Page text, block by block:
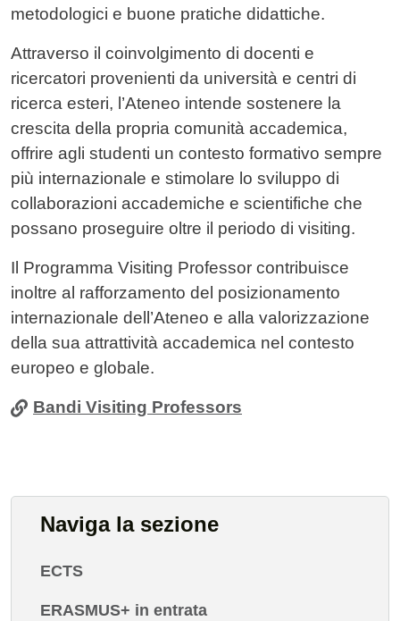
metodologici e buone pratiche didattiche.
Attraverso il coinvolgimento di docenti e
ricercatori provenienti da università e centri di
ricerca esteri, l’Ateneo intende sostenere la
crescita della propria comunità accademica,
offrire agli studenti un contesto formativo sempre
più internazionale e stimolare lo sviluppo di
collaborazioni accademiche e scientifiche che
possano proseguire oltre il periodo di visiting.
Il Programma Visiting Professor contribuisce
inoltre al rafforzamento del posizionamento
internazionale dell’Ateneo e alla valorizzazione
della sua attrattività accademica nel contesto
europeo e globale.
Bandi Visiting Professors
Naviga la sezione
ECTS
ERASMUS+ in entrata